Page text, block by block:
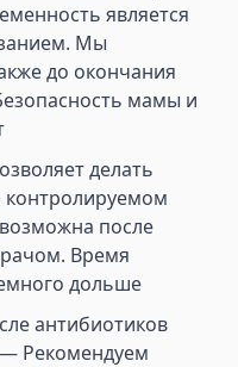
является
Мы
до окончания
мамы и
делать
после
Время
дольше
антибиотиков
Рекомендуем